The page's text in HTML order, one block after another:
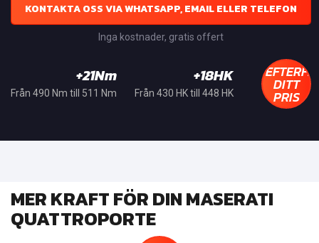
KONTAKTA OSS VIA WHATSAPP, EMAIL ELLER TELEFON
Inga kostnader, gratis offert
+21Nm
Från 490 Nm till 511 Nm
+18HK
Från 430 HK till 448 HK DITT
PRIS
MER KRAFT FÖR DIN MASERATI
QUATTROPORTE